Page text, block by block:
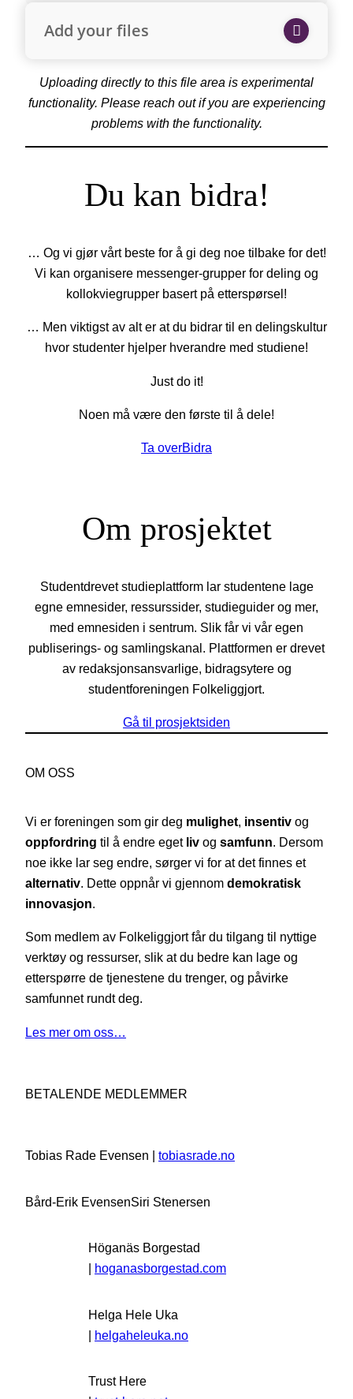
Add your files
Uploading directly to this file area is experimental
functionality. Please reach out if you are experiencing
problems with the functionality.
Du kan bidra!
… Og vi gjør vårt beste for å gi deg noe tilbake for det!
Vi kan organisere messenger-grupper for deling og
kollokviegrupper basert på etterspørsel!
… Men viktigst av alt er at du bidrar til en delingskultur
hvor studenter hjelper hverandre med studiene!
Just do it!
Noen må være den første til å dele!
Ta overBidra
Om prosjektet
Studentdrevet studieplattform lar studentene lage
egne emnesider, ressurssider, studieguider og mer,
med emnesiden i sentrum. Slik får vi vår egen
publiserings- og samlingskanal. Plattformen er drevet
av redaksjonsansvarlige, bidragsytere og
studentforeningen Folkeliggjort.
Gå til prosjektsiden
OM OSS
Vi er foreningen som gir deg mulighet, insentiv og
oppfordring til å endre eget liv og samfunn. Dersom
noe ikke lar seg endre, sørger vi for at det finnes et
alternativ. Dette oppnår vi gjennom demokratisk
innovasjon.
Som medlem av Folkeliggjort får du tilgang til nyttige
verktøy og ressurser, slik at du bedre kan lage og
etterspørre de tjenestene du trenger, og påvirke
samfunnet rundt deg.
Les mer om oss…
BETALENDE MEDLEMMER
Tobias Rade Evensen | tobiasrade.no
Bård-Erik EvensenSiri Stenersen
Höganäs Borgestad
| hoganasborgestad.com
Helga Hele Uka
| helgaheleuka.no
Trust Here